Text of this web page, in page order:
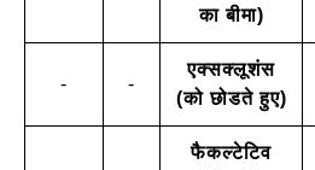
का बीमा)
- -
एक्सक्लूशंस
(को छोडते हुए)
फैकल्टेटिव